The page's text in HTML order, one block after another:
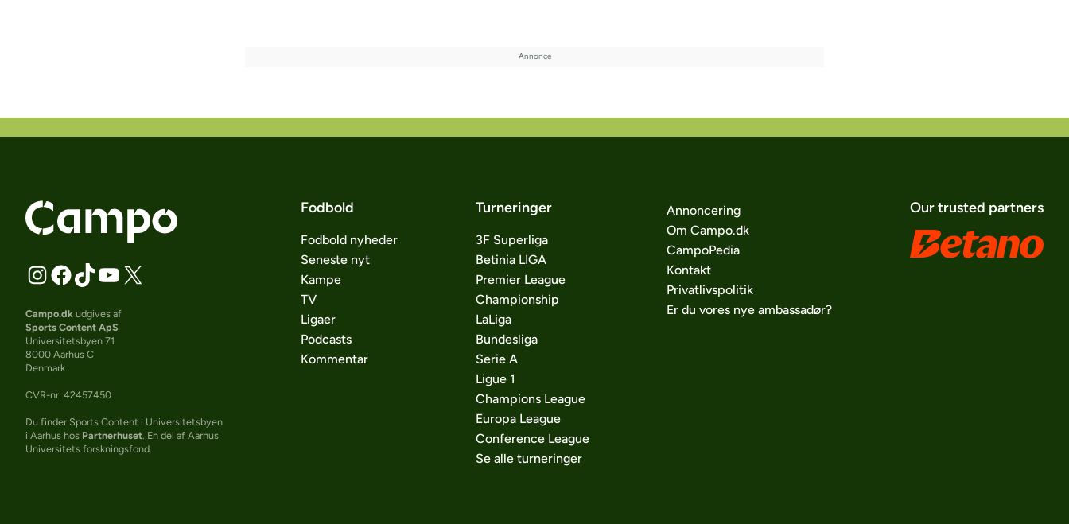
Campo.dk udgives af
Sports Content ApS
Universitetsbyen 71
8000 Aarhus C
Denmark
CVR-nr: 42457450
Du finder Sports Content i Universitetsbyen
i Aarhus hos Partnerhuset . En del af Aarhus
Universitets forskningsfond.
Fodbold
Fodbold nyheder
Seneste nyt
Kampe
TV
Ligaer
Podcasts
Kommentar
Turneringer
3F Superliga
Betinia LIGA
Premier League
Championship
LaLiga
Bundesliga
Serie A
Ligue 1
Champions League
Europa League
Conference League
Se alle turneringer
Annoncering
Om Campo.dk
CampoPedia
Kontakt
Privatlivspolitik
Er du vores nye ambassadør?
Our trusted partners